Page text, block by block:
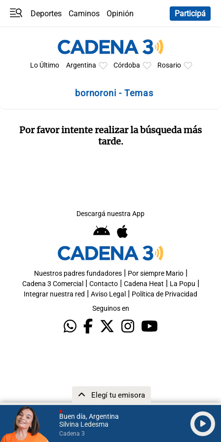
Buen día, Argentina
Silvina Ledesma
Cadena 3
Elegí tu emisora
Deportes Caminos
Opinión
Participá
Lo Último Argentina Córdoba Rosario
bornoroni - Temas
Por favor intente realizar la búsqueda más
tarde.
Descargá nuestra App
Nuestros padres fundadores| Por siempre Mario|
Cadena 3 Comercial | Contacto| Cadena Heat | La Popu |
Integrar nuestra red | Aviso Legal | Política de Privacidad
Seguinos en